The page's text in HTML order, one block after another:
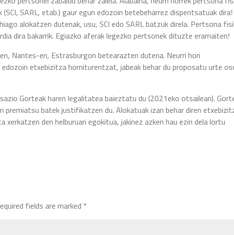
SARL, etab.) gaur egun edozoin betebeharrez dispentsatuak
alokatzen dutenak, usu, SCI edo SARL batzuk direla. Pertsona
dira bakarrik. Egiazko aferak legezko pertsonek dituzte eramaiten!
Nantes-en, Estrasburgon betearazten dutena. Neurri hori
etxebizitza horniturentzat, jabeak behar du proposatu urte
Gorteak haren legalitatea baieztatu du (2021eko otsailean).
premiatsu batek justifikatzen du. Alokatuak izan behar diren
den helburuari egokitua, jakinez azken hau ezin dela lortu
fields are marked *